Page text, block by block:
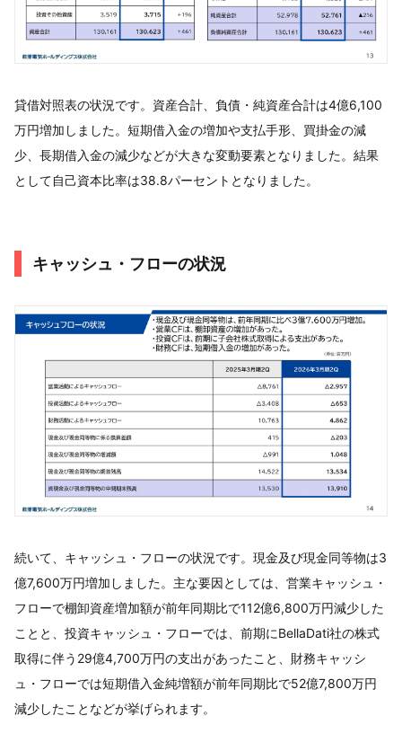
貸借対照表の状況です。資産合計、負債・純資産合計は4億6,100
万円増加しました。短期借入金の増加や支払手形、買掛金の減
少、長期借入金の減少などが大きな変動要素となりました。結果
として自己資本比率は38.8パーセントとなりました。
キャッシュ・フローの状況
続いて、キャッシュ・フローの状況です。現金及び現金同等物は3
億7,600万円増加しました。主な要因としては、営業キャッシュ・
フローで棚卸資産増加額が前年同期比で112億6,800万円減少した
ことと、投資キャッシュ・フローでは、前期にBellaDati社の株式
取得に伴う29億4,700万円の支出があったこと、財務キャッシ
ュ・フローでは短期借入金純増額が前年同期比で52億7,800万円
減少したことなどが挙げられます。